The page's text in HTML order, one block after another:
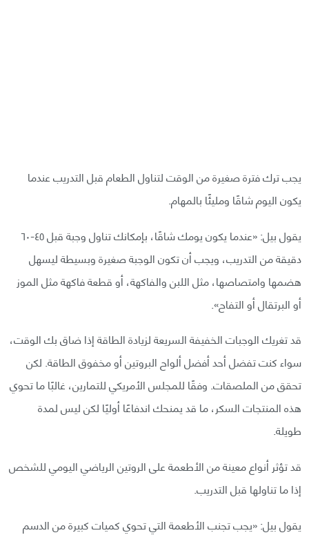
يجب ترك فترة صغيرة من الوقت لتناول الطعام قبل التدريب عندما
يكون اليوم شاقًا ومليئًا بالمهام.
يقول بيل: «عندما يكون يومك شاقًا، بإمكانك تناول وجبة قبل ٤٥-٦٠
دقيقة من التدريب، ويجب أن تكون الوجبة صغيرة وبسيطة ليسهل
هضمها وامتصاصها، مثل اللبن والفاكهة، أو قطعة فاكهة مثل الموز
أو البرتقال أو التفاح».
قد تغريك الوجبات الخفيفة السريعة لزيادة الطاقة إذا ضاق بك الوقت،
سواء كنت تفضل أحد أفضل ألواح البروتين أو مخفوق الطاقة. لكن
تحقق من الملصقات. وفقًا للمجلس الأمريكي للتمارين، غالبًا ما تحوي
هذه المنتجات السكر، ما قد يمنحك اندفاعًا أوليًا لكن ليس لمدة
طويلة.
قد تؤثر أنواع معينة من الأطعمة على الروتين الرياضي اليومي للشخص
إذا ما تناولها قبل التدريب.
يقول بيل: «يجب تجنب الأطعمة التي تحوي كميات كبيرة من الدسم